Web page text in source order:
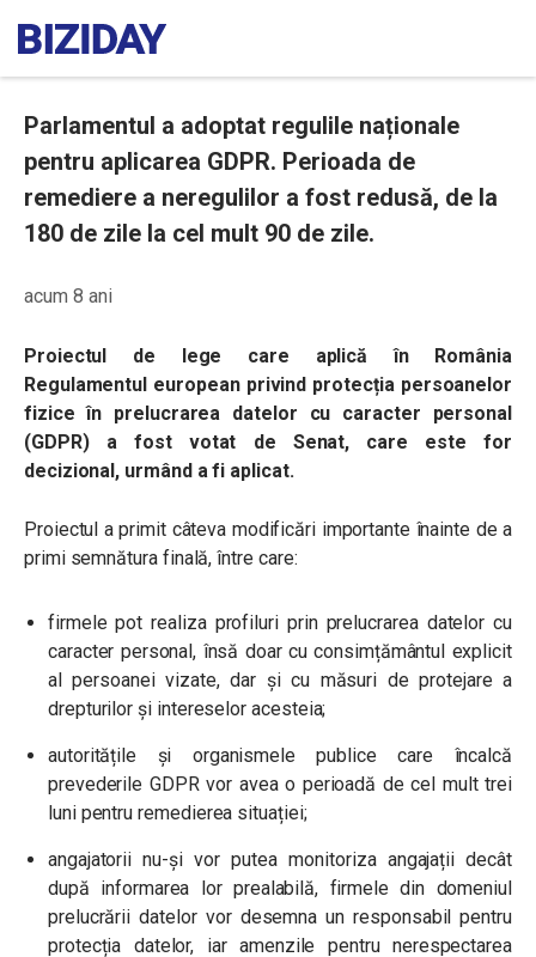
Parlamentul a adoptat regulile naționale
pentru aplicarea GDPR. Perioada de
remediere a neregulilor a fost redusă, de la
180 de zile la cel mult 90 de zile.
acum 8 ani
Proiectul de lege care aplică în România
Regulamentul european privind protecția persoanelor
fizice în prelucrarea datelor cu caracter personal
(GDPR) a fost votat de Senat, care este for
decizional, urmând a fi aplicat.
Proiectul a primit câteva modificări importante înainte de a
primi semnătura finală, între care:
firmele pot realiza profiluri prin prelucrarea datelor cu
caracter personal, însă doar cu consimțământul explicit
al persoanei vizate, dar și cu măsuri de protejare a
drepturilor și intereselor acesteia;
autoritățile și organismele publice care încalcă
prevederile GDPR vor avea o perioadă de cel mult trei
luni pentru remedierea situației;
angajatorii nu-și vor putea monitoriza angajații decât
după informarea lor prealabilă, firmele din domeniul
prelucrării datelor vor desemna un responsabil pentru
protecția datelor, iar amenzile pentru nerespectarea